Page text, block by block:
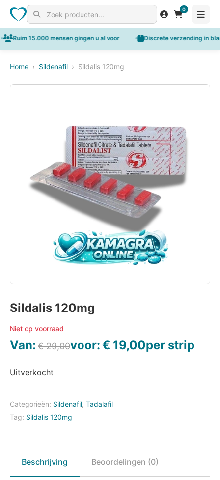
Search for products
0
15.000 mensen gingen u al voor Discrete verzending in blanco
Home › Sildenafil › Sildalis 120mg
Aanbieding!
Sildalis 120mg
Niet op voorraad
Van: €29,00voor:€ 19,00per strip
Uitverkocht
Categorieën: Sildenafil, Tadalafil
Tag: Sildalis 120mg
Beschrijving Beoordelingen (0)